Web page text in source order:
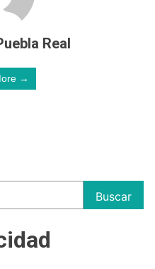
Real
→
Buscar